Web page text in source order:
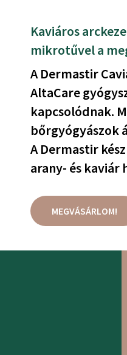
Kaviáros
mikrotűvel a
A Dermastir
AltaCare
kapcsolódnak.
bőrgyógyászok
A Dermastir
arany- és
MEGVÁSÁRLOM!